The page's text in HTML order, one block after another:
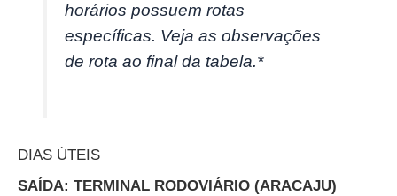
horários possuem rotas
específicas. Veja as observações
de rota ao final da tabela.*
DIAS ÚTEIS
SAÍDA: TERMINAL RODOVIÁRIO (ARACAJU)